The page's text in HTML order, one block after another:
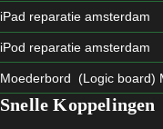
iPad reparatie amsterdam
iPod reparatie amsterdam
Moederbord (Logic board)
Snelle Koppelingen